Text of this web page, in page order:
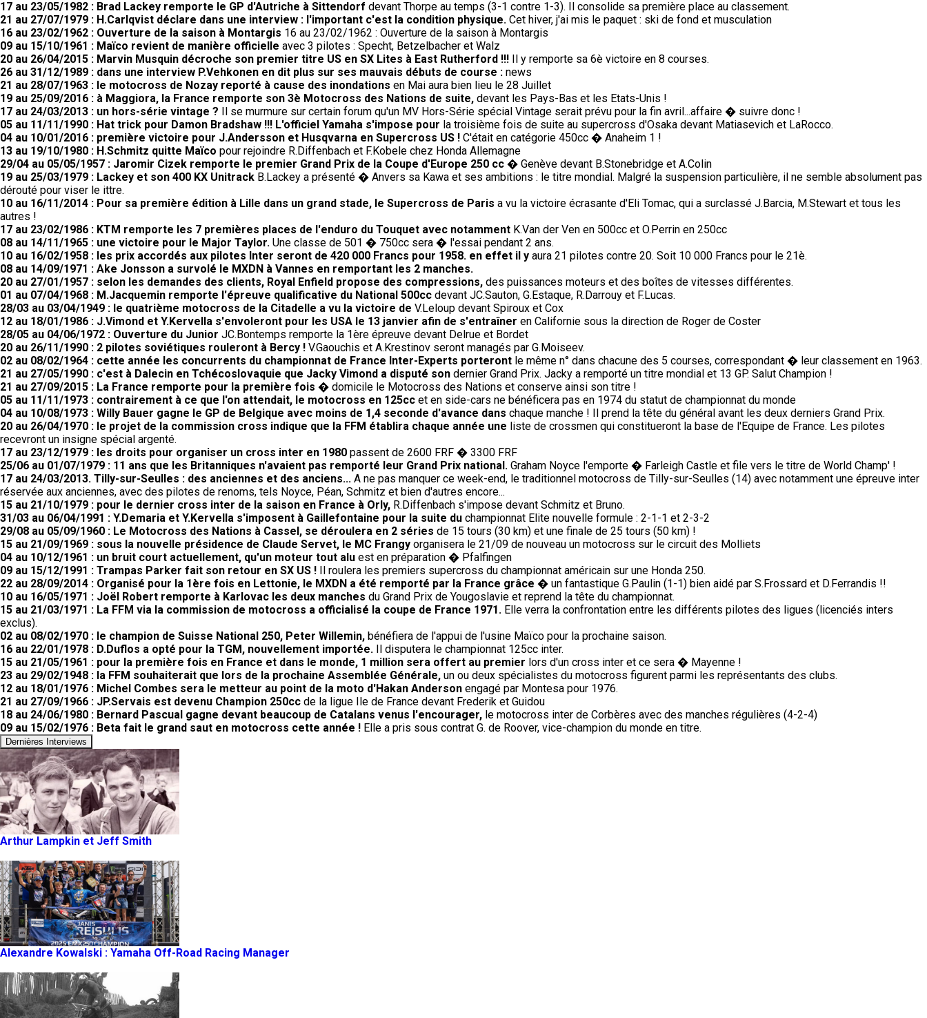
17 au 23/05/1982 : Brad Lackey remporte le GP d'Autriche à Sittendorf devant Thorpe au temps (3-1 contre 1-3). Il consolide sa première place au classement.
21 au 27/07/1979 : H.Carlqvist déclare dans une interview : l'important c'est la condition physique. Cet hiver, j'ai mis le paquet : ski de fond et musculation
16 au 23/02/1962 : Ouverture de la saison à Montargis 16 au 23/02/1962 : Ouverture de la saison à Montargis
09 au 15/10/1961 : Maïco revient de manière officielle avec 3 pilotes : Specht, Betzelbacher et Walz
20 au 26/04/2015 : Marvin Musquin décroche son premier titre US en SX Lites à East Rutherford !!!
Il y remporte sa 6è victoire en 8 courses.
26 au 31/12/1989 : dans une interview P.Vehkonen en dit plus sur ses mauvais débuts de course : news
21 au 28/07/1963 : le motocross de Nozay reporté à cause des inondations en Mai aura bien lieu le 28 Juillet
19 au 25/09/2016 : à Maggiora, la France remporte son 3è Motocross des Nations de suite, devant les Pays-Bas et les Etats-Unis !
17 au 24/03/2013 : un hors-série vintage ? Il se murmure sur certain forum qu'un MV Hors-Série spécial Vintage serait prévu pour la fin avril...affaire � suivre donc !
05 au 11/11/1990 : Hat trick pour Damon Bradshaw !!! L'officiel Yamaha s'impose pour la troisième fois de suite au supercross d'Osaka devant Matiasevich et LaRocco.
04 au 10/01/2016 : première victoire pour J.Andersson et Husqvarna en Supercross US ! C'était en catégorie 450cc � Anaheim 1 !
13 au 19/10/1980 : H.Schmitz quitte Maïco pour rejoindre R.Diffenbach et F.Kobele chez Honda Allemagne
29/04 au 05/05/1957 : Jaromir Cizek remporte le premier Grand Prix de la Coupe d'Europe 250 cc � Genève devant B.Stonebridge et A.Colin
19 au 25/03/1979 : Lackey et son 400 KX Unitrack B.Lackey a présenté � Anvers sa Kawa et ses ambitions : le titre mondial. Malgré la suspension particulière, il ne semble absolument pas
dérouté pour viser le ittre.
10 au 16/11/2014 : Pour sa première édition à Lille dans un grand stade, le Supercross de Paris a vu la victoire écrasante d'Eli Tomac, qui a surclassé J.Barcia, M.Stewart et tous les
autres !
17 au 23/02/1986 : KTM remporte les 7 premières places de l'enduro du Touquet avec notamment K.Van der Ven en 500cc et O.Perrin en 250cc
08 au 14/11/1965 : une victoire pour le Major Taylor. Une classe de 501 � 750cc sera � l'essai pendant 2 ans.
10 au 16/02/1958 : les prix accordés aux pilotes Inter seront de 420 000 Francs pour 1958. en effet il y aura 21 pilotes contre 20. Soit 10 000 Francs pour le 21è.
08 au 14/09/1971 : Ake Jonsson a survolé le MXDN à Vannes en remportant les 2 manches.
20 au 27/01/1957 : selon les demandes des clients, Royal Enfield propose des compressions, des puissances moteurs et des boîtes de vitesses différentes.
01 au 07/04/1968 : M.Jacquemin remporte l'épreuve qualificative du National 500cc devant JC.Sauton, G.Estaque, R.Darrouy et F.Lucas.
28/03 au 03/04/1949 : le quatrième motocross de la Citadelle a vu la victoire de V.Leloup devant Spiroux et Cox
12 au 18/01/1986 : J.Vimond et Y.Kervella s'envoleront pour les USA le 13 janvier afin de s'entraîner en Californie sous la direction de Roger de Coster
28/05 au 04/06/1972 : Ouverture du Junior JC.Bontemps remporte la 1ère épreuve devant Delrue et Bordet
20 au 26/11/1990 : 2 pilotes soviétiques rouleront à Bercy ! V.Gaouchis et A.Krestinov seront managés par G.Moiseev.
02 au 08/02/1964 : cette année les concurrents du championnat de France Inter-Experts porteront le même n° dans chacune des 5 courses, correspondant � leur classement en 1963.
21 au 27/05/1990 : c'est à Dalecin en Tchécoslovaquie que Jacky Vimond a disputé son dernier Grand Prix. Jacky a remporté un titre mondial et 13 GP. Salut Champion !
21 au 27/09/2015 : La France remporte pour la première fois � domicile le Motocross des Nations et conserve ainsi son titre !
05 au 11/11/1973 : contrairement à ce que l'on attendait, le motocross en 125cc et en side-cars ne bénéficera pas en 1974 du statut de championnat du monde
04 au 10/08/1973 : Willy Bauer gagne le GP de Belgique avec moins de 1,4 seconde d'avance dans chaque manche ! Il prend la tête du général avant les deux derniers Grand Prix.
20 au 26/04/1970 : le projet de la commission cross indique que la FFM établira chaque année une liste de crossmen qui constitueront la base de l'Equipe de France. Les pilotes
recevront un insigne spécial argenté.
17 au 23/12/1979 : les droits pour organiser un cross inter en 1980 passent de 2600 FRF � 3300 FRF
25/06 au 01/07/1979 : 11 ans que les Britanniques n'avaient pas remporté leur Grand Prix national. Graham Noyce l'emporte � Farleigh Castle et file vers le titre de World Champ' !
17 au 24/03/2013. Tilly-sur-Seulles : des anciennes et des anciens... A ne pas manquer ce week-end, le traditionnel motocross de Tilly-sur-Seulles (14) avec notamment une épreuve inter
réservée aux anciennes, avec des pilotes de renoms, tels Noyce, Péan, Schmitz et bien d'autres encore...
15 au 21/10/1979 : pour le dernier cross inter de la saison en France à Orly, R.Diffenbach s'impose devant Schmitz et Bruno.
31/03 au 06/04/1991 : Y.Demaria et Y.Kervella s'imposent à Gaillefontaine pour la suite du championnat Elite nouvelle formule : 2-1-1 et 2-3-2
29/08 au 05/09/1960 : Le Motocross des Nations à Cassel, se déroulera en 2 séries de 15 tours (30 km) et une finale de 25 tours (50 km) !
15 au 21/09/1969 : sous la nouvelle présidence de Claude Servet, le MC Frangy organisera le 21/09 de nouveau un motocross sur le circuit des Molliets
04 au 10/12/1961 : un bruit court actuellement, qu'un moteur tout alu est en préparation � Pfalfingen
09 au 15/12/1991 : Trampas Parker fait son retour en SX US ! Il roulera les premiers supercross du championnat américain sur une Honda 250.
22 au 28/09/2014 : Organisé pour la 1ère fois en Lettonie, le MXDN a été remporté par la France grâce � un fantastique G.Paulin (1-1) bien aidé par S.Frossard et D.Ferrandis !!
10 au 16/05/1971 : Joël Robert remporte à Karlovac les deux manches du Grand Prix de Yougoslavie et reprend la tête du championnat.
15 au 21/03/1971 : La FFM via la commission de motocross a officialisé la coupe de France 1971. Elle verra la confrontation entre les différents pilotes des ligues (licenciés inters
exclus).
02 au 08/02/1970 : le champion de Suisse National 250, Peter Willemin, bénéfiera de l'appui de l'usine Maïco pour la prochaine saison.
16 au 22/01/1978 : D.Duflos a opté pour la TGM, nouvellement importée. Il disputera le championnat 125cc inter.
15 au 21/05/1961 : pour la première fois en France et dans le monde, 1 million sera offert au premier lors d'un cross inter et ce sera � Mayenne !
23 au 29/02/1948 : la FFM souhaiterait que lors de la prochaine Assemblée Générale, un ou deux spécialistes du motocross figurent parmi les représentants des clubs.
12 au 18/01/1976 : Michel Combes sera le metteur au point de la moto d'Hakan Anderson engagé par Montesa pour 1976.
21 au 27/09/1966 : JP.Servais est devenu Champion 250cc de la ligue Ile de France devant Frederik et Guidou
18 au 24/06/1980 : Bernard Pascual gagne devant beaucoup de Catalans venus l'encourager, le motocross inter de Corbères avec des manches régulières (4-2-4)
09 au 15/02/1976 : Beta fait le grand saut en motocross cette année ! Elle a pris sous contrat G. de Roover, vice-champion du monde en titre.
Dernières Interviews
Arthur Lampkin et Jeff Smith
Alexandre Kowalski : Yamaha Off-Road Racing Manager